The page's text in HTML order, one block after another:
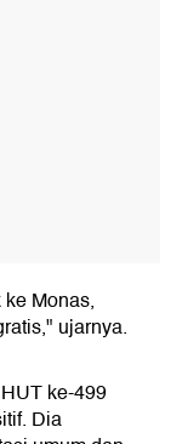
Monas,
ujarnya.
ke-499
Dia